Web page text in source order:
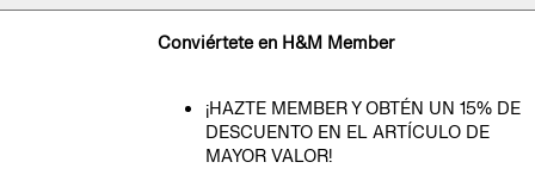
Conviértete en H&M Member
¡HAZTE MEMBER Y OBTÉN UN 15% DE
DESCUENTO EN EL ARTÍCULO DE
MAYOR VALOR!